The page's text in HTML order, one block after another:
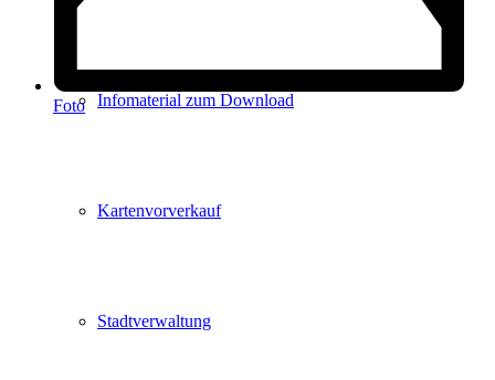
Infomaterial zum Download
Kartenvorverkauf
Stadtverwaltung
Foto